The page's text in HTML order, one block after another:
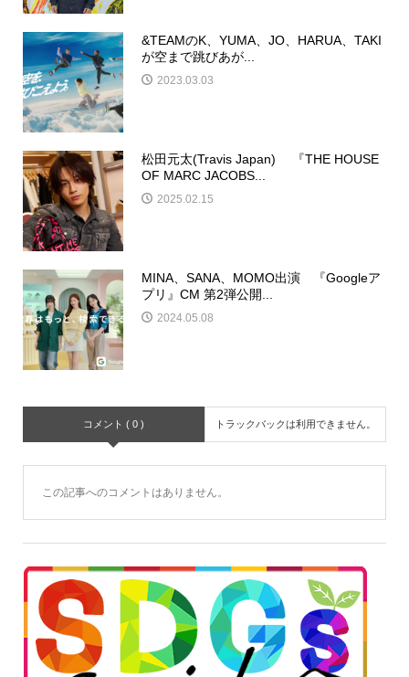
&TEAMのK、YUMA、JO、HARUA、TAKI
が空まで跳びあが...
2023.03.03
松田元太(Travis Japan) 『THE HOUSE
OF MARC JACOBS...
2025.02.15
MINA、SANA、MOMO出演 『Googleア
プリ』CM 第2弾公開...
2024.05.08
コメント ( 0 ) トラックバックは利用できません。
この記事へのコメントはありません。